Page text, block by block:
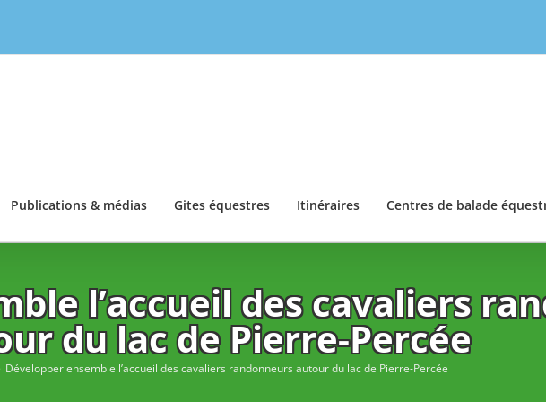
Publications & médias Gites équestres Itinéraires Centres de balade
l’accueil des cavaliers
du lac de Pierre-Percée
Développer ensemble l’accueil des cavaliers randonneurs autour du lac de Pierre-Percée